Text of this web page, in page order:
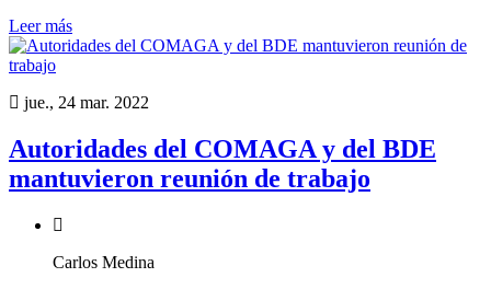
Leer más
jue., 24 mar. 2022
Autoridades del COMAGA y del BDE
mantuvieron reunión de trabajo
Carlos Medina